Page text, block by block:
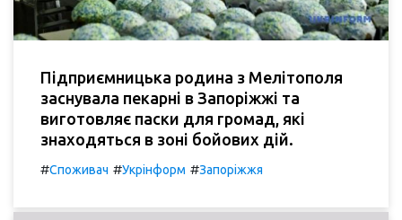
Підприємницька родина з Мелітополя
заснувала пекарні в Запоріжжі та
виготовляє паски для громад, які
знаходяться в зоні бойових дій.
#Споживач #Укрінформ #Запоріжжя